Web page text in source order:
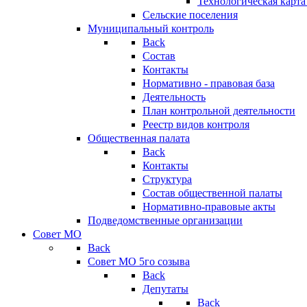
Сельские поселения
Муниципальный контроль
Back
Состав
Контакты
Нормативно - правовая база
Деятельность
План контрольной деятельности
Реестр видов контроля
Общественная палата
Back
Контакты
Структура
Состав общественной палаты
Нормативно-правовые акты
Подведомственные организации
Совет МО
Back
Совет МО 5го созыва
Back
Депутаты
Back